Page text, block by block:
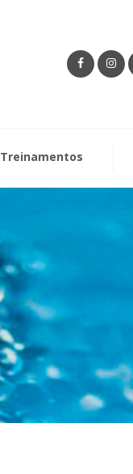
Treinamentos